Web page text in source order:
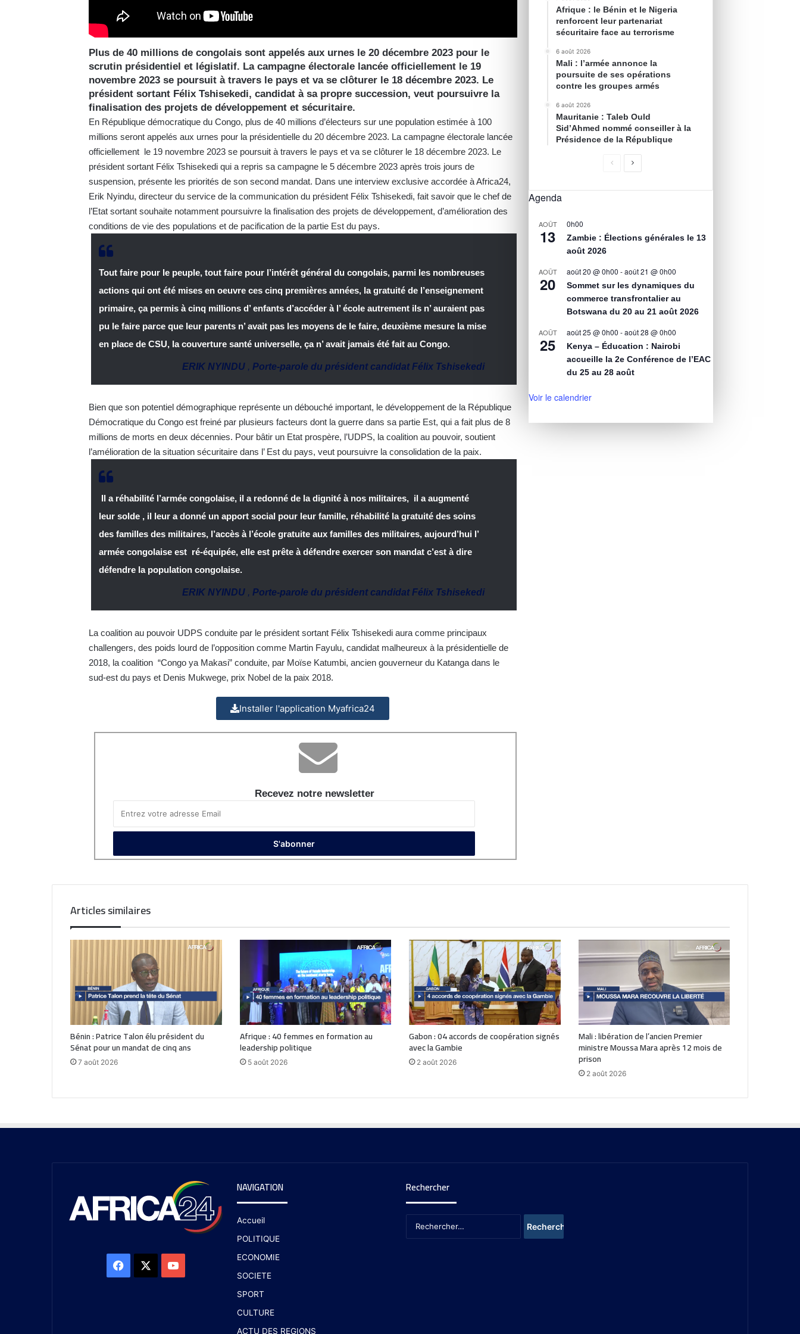
Plus de 40 millions de congolais sont appelés aux urnes le 20 décembre 2023 pour le
scrutin présidentiel et législatif. La campagne électorale lancée officiellement le 19
novembre 2023 se poursuit à travers le pays et va se clôturer le 18 décembre 2023. Le
président sortant Félix Tshisekedi, candidat à sa propre succession, veut poursuivre la
finalisation des projets de développement et sécuritaire.
En République démocratique du Congo, plus de 40 millions d’électeurs sur une population estimée à 100
millions seront appelés aux urnes pour la présidentielle du 20 décembre 2023. La campagne électorale lancée
officiellement le 19 novembre 2023 se poursuit à travers le pays et va se clôturer le 18 décembre 2023. Le
président sortant Félix Tshisekedi qui a repris sa campagne le 5 décembre 2023 après trois jours de
suspension, présente les priorités de son second mandat. Dans une interview exclusive accordée à Africa24,
Erik Nyindu, directeur du service de la communication du président Félix Tshisekedi, fait savoir que le chef de
l’Etat sortant souhaite notamment poursuivre la finalisation des projets de développement, d’amélioration des
conditions de vie des populations et de pacification de la partie Est du pays.
Tout faire pour le peuple, tout faire pour l’intérêt général du congolais, parmi les nombreuses
actions qui ont été mises en oeuvre ces cinq premières années, la gratuité de l’enseignement
primaire, ça permis à cinq millions d’ enfants d’accéder à l’ école autrement ils n’ auraient pas
pu le faire parce que leur parents n’ avait pas les moyens de le faire, deuxième mesure la mise
en place de CSU, la couverture santé universelle, ça n’ avait jamais été fait au Congo.
ERIK NYINDU ,Porte-parole du président candidat Félix Tshisekedi
Bien que son potentiel démographique représente un débouché important, le développement de la République
Démocratique du Congo est freiné par plusieurs facteurs dont la guerre dans sa partie Est, qui a fait plus de 8
millions de morts en deux décennies. Pour bâtir un Etat prospère, l’UDPS, la coalition au pouvoir, soutient
l’amélioration de la situation sécuritaire dans l’ Est du pays, veut poursuivre la consolidation de la paix.
Il a réhabilité l’armée congolaise, il a redonné de la dignité à nos militaires, il a augmenté
leur solde , il leur a donné un apport social pour leur famille, réhabilité la gratuité des soins
des familles des militaires, l’accès à l’école gratuite aux familles des militaires, aujourd’hui l’
armée congolaise est ré-équipée, elle est prête à défendre exercer son mandat c’est à dire
défendre la population congolaise.
ERIK NYINDU , Porte-parole du président candidat Félix Tshisekedi
La coalition au pouvoir UDPS conduite par le président sortant Félix Tshisekedi aura comme principaux
challengers, des poids lourd de l’opposition comme Martin Fayulu, candidat malheureux à la présidentielle de
2018, la coalition “Congo ya Makasi” conduite, par Moïse Katumbi, ancien gouverneur du Katanga dans le
sud-est du pays et Denis Mukwege, prix Nobel de la paix 2018.
Installer l'application Myafrica24
Recevez notre newsletter
Afrique : le Bénin et le Nigeria
renforcent leur partenariat
sécuritaire face au terrorisme
6 août 2026
Mali : l’armée annonce la
poursuite de ses opérations
contre les groupes armés
6 août 2026
Mauritanie : Taleb Ould
Sid’Ahmed nommé conseiller à la
Présidence de la République
Agenda
AOÛT
13
0h00
Zambie : Élections générales le 13
août 2026
AOÛT
20
août 20 @ 0h00 -août 21 @ 0h00
Sommet sur les dynamiques du
commerce transfrontalier au
Botswana du 20 au 21 août 2026
AOÛT
25
août 25 @ 0h00 -août 28 @ 0h00
Kenya – Éducation : Nairobi
accueille la 2e Conférence de l’EAC
du 25 au 28 août
Voir le calendrier
Articles similaires
Bénin : Patrice Talon élu président du
Sénat pour un mandat de cinq ans
7 août 2026
Afrique : 40 femmes en formation au
leadership politique
5 août 2026
Gabon : 04 accords de coopération signés
avec la Gambie
2 août 2026
Mali : libération de l’ancien Premier
ministre Moussa Mara après 12 mois de
prison
2 août 2026
NAVIGATION
Accueil
POLITIQUE
ECONOMIE
SOCIETE
SPORT
CULTURE
ACTU DES REGIONS
Rechercher